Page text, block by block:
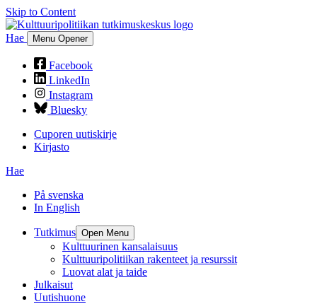
Skip to Content
Hae Menu Opener
Facebook
LinkedIn
Instagram
Bluesky
Cuporen uutiskirje
Kirjasto
Hae
På svenska
In English
Tutkimus Open Menu
Kulttuurinen kansalaisuus
Kulttuuripolitiikan rakenteet ja resurssit
Luovat alat ja taide
Julkaisut
Uutishuone